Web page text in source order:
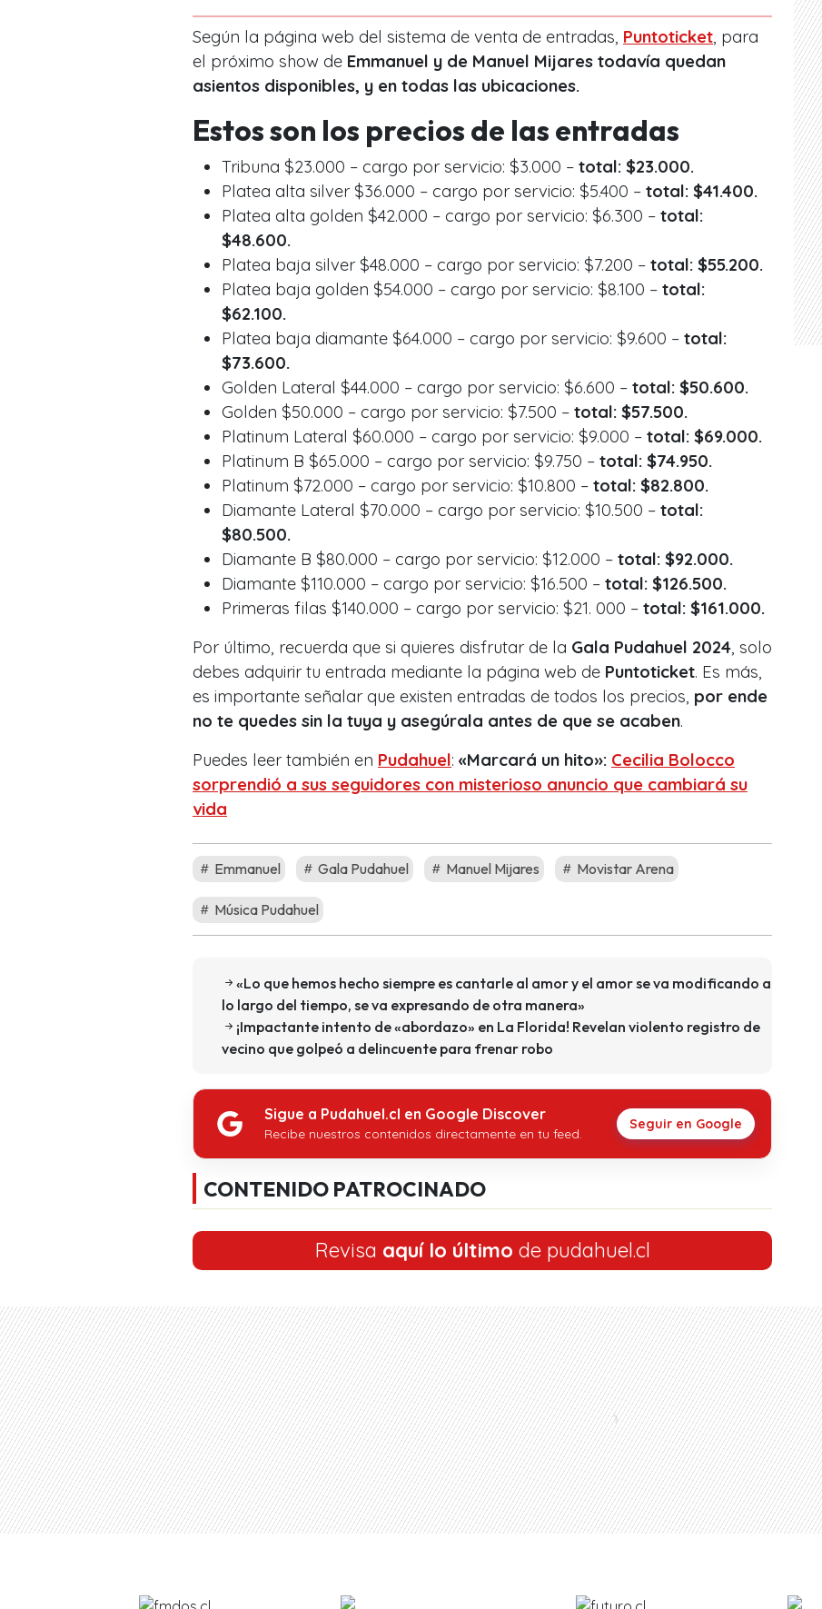
Según la página web del sistema de venta de entradas, Puntoticket , para
el próximo show de Emmanuel y de Manuel Mijares todavía quedan
asientos disponibles, y en todas las ubicaciones.
Estos son los precios de las entradas
Tribuna $23.000 – cargo por servicio: $3.000 – total: $23.000.
Platea alta silver $36.000 – cargo por servicio: $5.400 – total: $41.400.
Platea alta golden $42.000 – cargo por servicio: $6.300 – total:
$48.600.
Platea baja silver $48.000 – cargo por servicio: $7.200 – total: $55.200.
Platea baja golden $54.000 – cargo por servicio: $8.100 – total:
$62.100.
Platea baja diamante $64.000 – cargo por servicio: $9.600 – total:
$73.600.
Golden Lateral $44.000 – cargo por servicio: $6.600 – total: $50.600.
Golden $50.000 – cargo por servicio: $7.500 – total: $57.500.
Platinum Lateral $60.000 – cargo por servicio: $9.000 – total: $69.000.
Platinum B $65.000 – cargo por servicio: $9.750 – total: $74.950.
Platinum $72.000 – cargo por servicio: $10.800 – total: $82.800.
Diamante Lateral $70.000 – cargo por servicio: $10.500 – total:
$80.500.
Diamante B $80.000 – cargo por servicio: $12.000 – total: $92.000.
Diamante $110.000 – cargo por servicio: $16.500 – total: $126.500.
Primeras filas $140.000 – cargo por servicio: $21. 000 – total: $161.000.
Por último, recuerda que si quieres disfrutar de la Gala Pudahuel 2024 , solo
debes adquirir tu entrada mediante la página web de Puntoticket. Es más,
es importante señalar que existen entradas de todos los precios, por ende
no te quedes sin la tuya y asegúrala antes de que se acaben.
Puedes leer también en Pudahuel: «Marcará un hito»: Cecilia Bolocco
sorprendió a sus seguidores con misterioso anuncio que cambiará su
vida
Emmanuel Gala Pudahuel Manuel Mijares Movistar Arena
Música Pudahuel
«Lo que hemos hecho siempre es cantarle al amor y el amor se va modificando a
lo largo del tiempo, se va expresando de otra manera»
¡Impactante intento de «abordazo» en La Florida! Revelan violento registro de
vecino que golpeó a delincuente para frenar robo
Sigue a Pudahuel.cl en Google Discover
Recibe nuestros contenidos directamente en tu feed.
Seguir en Google
CONTENIDO PATROCINADO
Revisa aquí lo último de pudahuel.cl